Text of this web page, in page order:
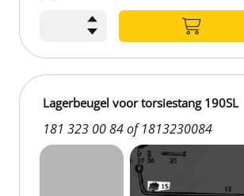
Lagerbeugel voor torsiestang 190SL
181 323 00 84 of 1813230084